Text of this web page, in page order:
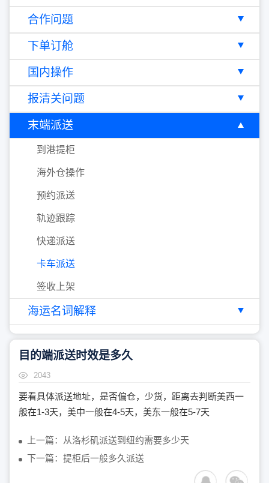
合作问题
下单订舱
国内操作
报清关问题
末端派送
到港提柜
海外仓操作
预约派送
轨迹跟踪
快递派送
卡车派送
签收上架
海运名词解释
目的端派送时效是多久
2043
要看具体派送地址，是否偏仓，少货，距离去判断美西一
般在1-3天，美中一般在4-5天，美东一般在5-7天
上一篇：从洛杉矶派送到纽约需要多少天
下一篇：提柜后一般多久派送